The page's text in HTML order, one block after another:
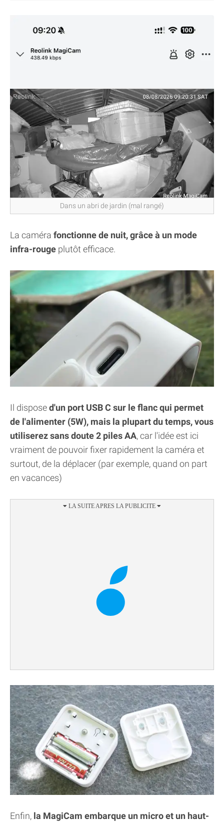
Dans un abri de jardin (mal rangé)
La caméra fonctionne de nuit, grâce à un mode
infra-rouge plutôt efficace.
Il disposed'un port USB C sur le flanc qui permet
de l'alimenter (5W), mais la plupart du temps, vous
utiliserez sans doute 2 piles AA, car l'idée est ici
vraiment de pouvoir fixer rapidement la caméra et
surtout, de la déplacer (par exemple, quand on part
en vacances)
Enfin, la MagiCam embarque un micro et un haut-